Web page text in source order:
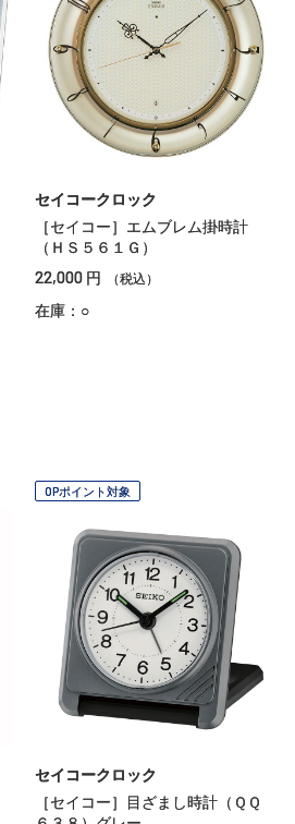
セイコークロック
［セイコー］エムブレム掛時計
（ＨＳ５６１Ｇ）
22,000 円 （税込）
在庫：○
OPポイント対象
セイコークロック
［セイコー］目ざまし時計（ＱＱ